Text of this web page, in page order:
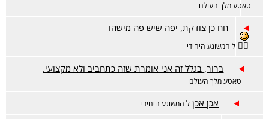
טאטע מלך העולם
חח כן צודקת, יפה שיש פה מישהו
👍🏻 ל המשוגע היחידי
ברור, בגלל זה אני אומרת שזה כתחביב ולא מקצועי.
טאטע מלך העולם
אכן אכן ל המשוגע היחידי